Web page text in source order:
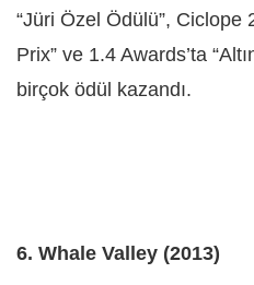
“Jüri Özel Ödülü”, Ciclope
Prix” ve 1.4 Awards’ta
birçok ödül kazandı.
6. Whale Valley (2013)